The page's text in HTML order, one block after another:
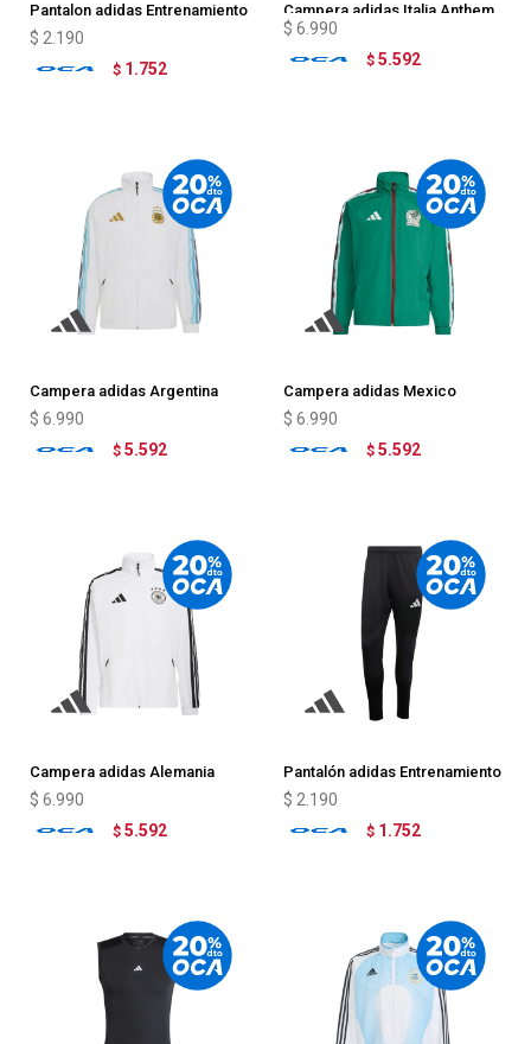
Pantalon adidas Entrenamiento
Entrada 26
$ 2.190
$ 1.752
Campera adidas Italia Anthem
$ 6.990
$ 5.592
Campera adidas Argentina
Anthem
$ 6.990
$ 5.592
Campera adidas Mexico
Anthem
$ 6.990
$ 5.592
Campera adidas Alemania
Anthem
$ 6.990
$ 5.592
Pantalón adidas Entrenamiento
Entrada 26
$ 2.190
$ 1.752